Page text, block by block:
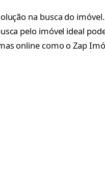
na busca do
pelo imóvel ideal
online como o Zap